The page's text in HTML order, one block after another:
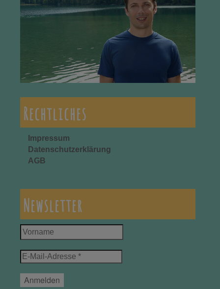
Rechtliches
Impressum
Datenschutzerklärung
AGB
Newsletter
Vorname
E-
Mail-
Adresse
*